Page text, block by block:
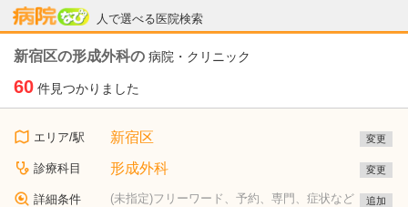
人で選べる医院検索
病院なび
新宿区の形成外科の 病院・クリニック
60 件見つかりました
エリア/駅 新宿区 変更
診療科目 形成外科 変更
詳細条件
(未指定)フリーワード、予約、専門、症状など
追加